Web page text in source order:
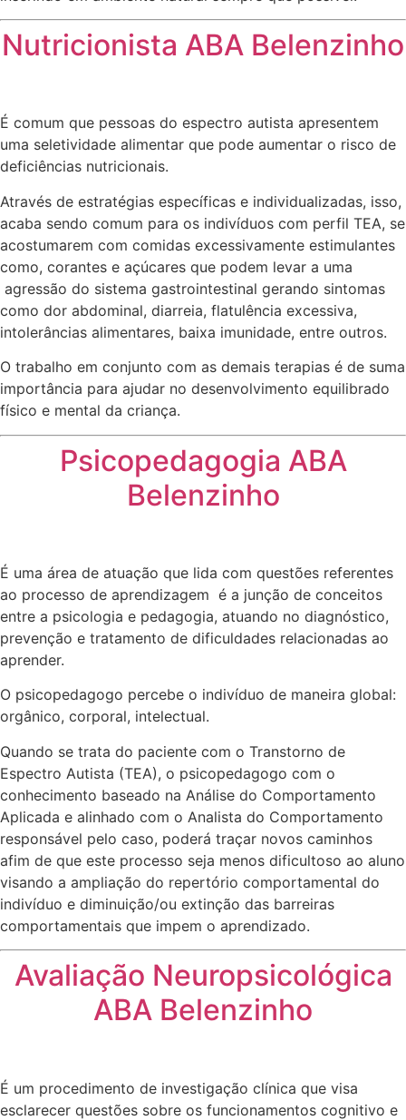
Nutricionista ABA Belenzinho
É comum que pessoas do espectro autista apresentem
uma seletividade alimentar que pode aumentar o risco de
deficiências nutricionais.
Através de estratégias específicas e individualizadas, isso,
acaba sendo comum para os indivíduos com perfil TEA, se
acostumarem com comidas excessivamente estimulantes
como, corantes e açúcares que podem levar a uma
agressão do sistema gastrointestinal gerando sintomas
como dor abdominal, diarreia, flatulência excessiva,
intolerâncias alimentares, baixa imunidade, entre outros.
O trabalho em conjunto com as demais terapias é de suma
importância para ajudar no desenvolvimento equilibrado
físico e mental da criança.
Psicopedagogia ABA
Belenzinho
É uma área de atuação que lida com questões referentes
ao processo de aprendizagem é a junção de conceitos
entre a psicologia e pedagogia, atuando no diagnóstico,
prevenção e tratamento de dificuldades relacionadas ao
aprender.
O psicopedagogo percebe o indivíduo de maneira global:
orgânico, corporal, intelectual.
Quando se trata do paciente com o Transtorno de
Espectro Autista (TEA), o psicopedagogo com o
conhecimento baseado na Análise do Comportamento
Aplicada e alinhado com o Analista do Comportamento
responsável pelo caso, poderá traçar novos caminhos
afim de que este processo seja menos dificultoso ao aluno
visando a ampliação do repertório comportamental do
indivíduo e diminuição/ou extinção das barreiras
comportamentais que impem o aprendizado.
Avaliação Neuropsicológica
ABA Belenzinho
É um procedimento de investigação clínica que visa
esclarecer questões sobre os funcionamentos cognitivo e